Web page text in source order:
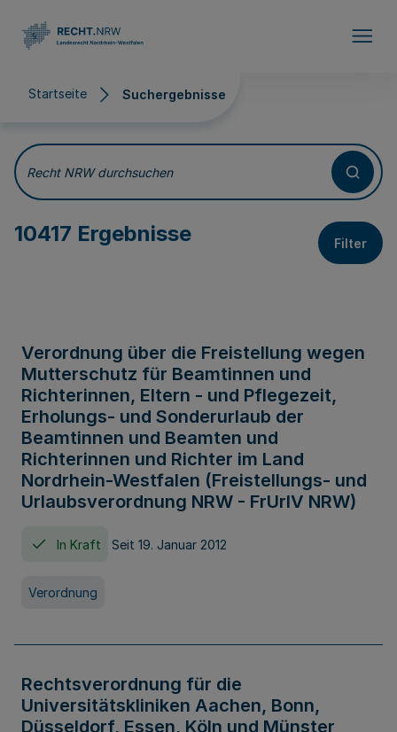
Startseite Suchergebnisse
Suchergebnisse
Recht NRW durchsuchen
10417 Ergebnisse Filter
Verordnung über die Freistellung wegen
Mutterschutz für Beamtinnen und
Richterinnen, Eltern - und Pflegezeit,
Erholungs- und Sonderurlaub der
Beamtinnen und Beamten und
Richterinnen und Richter im Land
Nordrhein-Westfalen (Freistellungs- und
Urlaubsverordnung NRW - FrUrlV NRW)
In Kraft Seit 19. Januar 2012
Verordnung
Rechtsverordnung für die
Universitätskliniken Aachen, Bonn,
Düsseldorf, Essen, Köln und Münster